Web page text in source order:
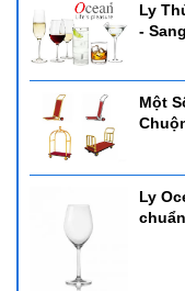
Ly
-
Một
Ly